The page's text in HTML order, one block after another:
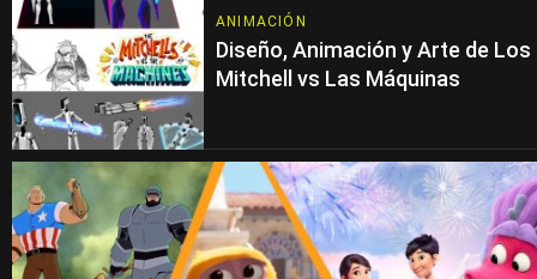
ANIMACIÓN
Diseño, Animación y Arte de Los
Mitchell vs Las Máquinas